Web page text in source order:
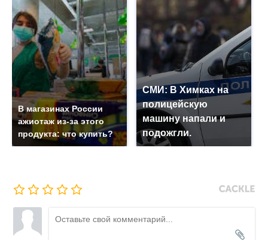
В магазинах России
ажиотаж из-за этого
продукта: что купить?
СМИ: В Химках на
полицейскую
машину напали и
подожгли.